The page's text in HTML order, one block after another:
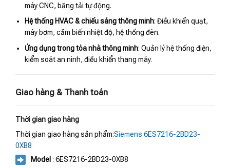
máy CNC, băng tải tự động.
Hệ thống HVAC & chiếu sáng thông minh: Điều khiển quạt,
máy bơm, cảm biến nhiệt độ, hệ thống đèn.
Ứng dụng trong tòa nhà thông minh: Quản lý hệ thống điện,
kiểm soát an ninh, điều khiển thang máy.
Giao hàng & Thanh toán
Thời gian giao hàng
Thời gian giao hàng sản phẩm:Siemens 6ES7216-2BD23-
0XB8
Model: 6ES7216-2BD23-0XB8